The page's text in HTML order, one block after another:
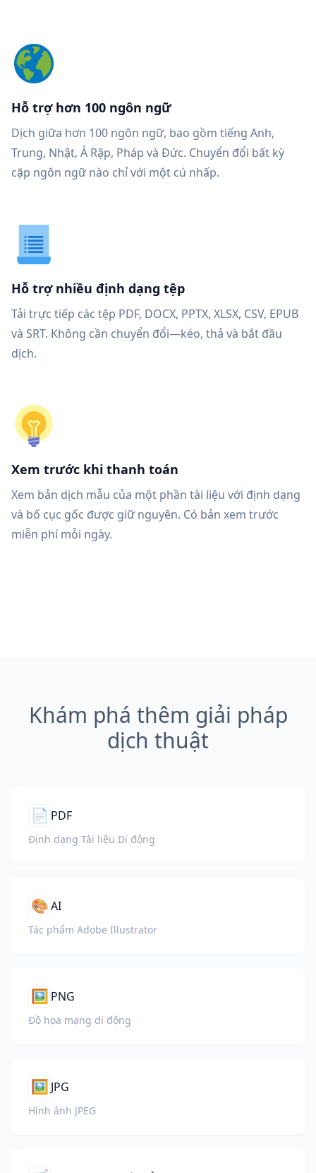
Hỗ trợ hơn 100 ngôn ngữ
Dịch giữa hơn 100 ngôn ngữ, bao gồm tiếng Anh,
Trung, Nhật, Ả Rập, Pháp và Đức. Chuyển đổi bất kỳ
cặp ngôn ngữ nào chỉ với một cú nhấp.
Hỗ trợ nhiều định dạng tệp
Tải trực tiếp các tệp PDF, DOCX, PPTX, XLSX, CSV, EPUB
và SRT. Không cần chuyển đổi—kéo, thả và bắt đầu
dịch.
Xem trước khi thanh toán
Xem bản dịch mẫu của một phần tài liệu với định dạng
và bố cục gốc được giữ nguyên. Có bản xem trước
miễn phí mỗi ngày.
Khám phá thêm giải pháp
dịch thuật
📄 PDF
Định dạng Tài liệu Di động
🎨AI
Tác phẩm Adobe Illustrator
🖼️ PNG
Đồ họa mạng di động
🖼️ JPG
Hình ảnh JPEG